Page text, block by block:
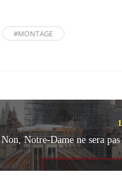
#MONTAGE
Non, Notre-Dame ne sera